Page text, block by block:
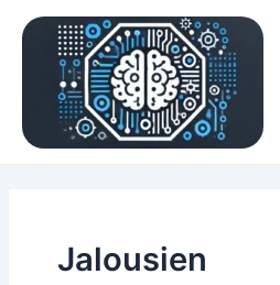
Inhalt
springen
Jalousien